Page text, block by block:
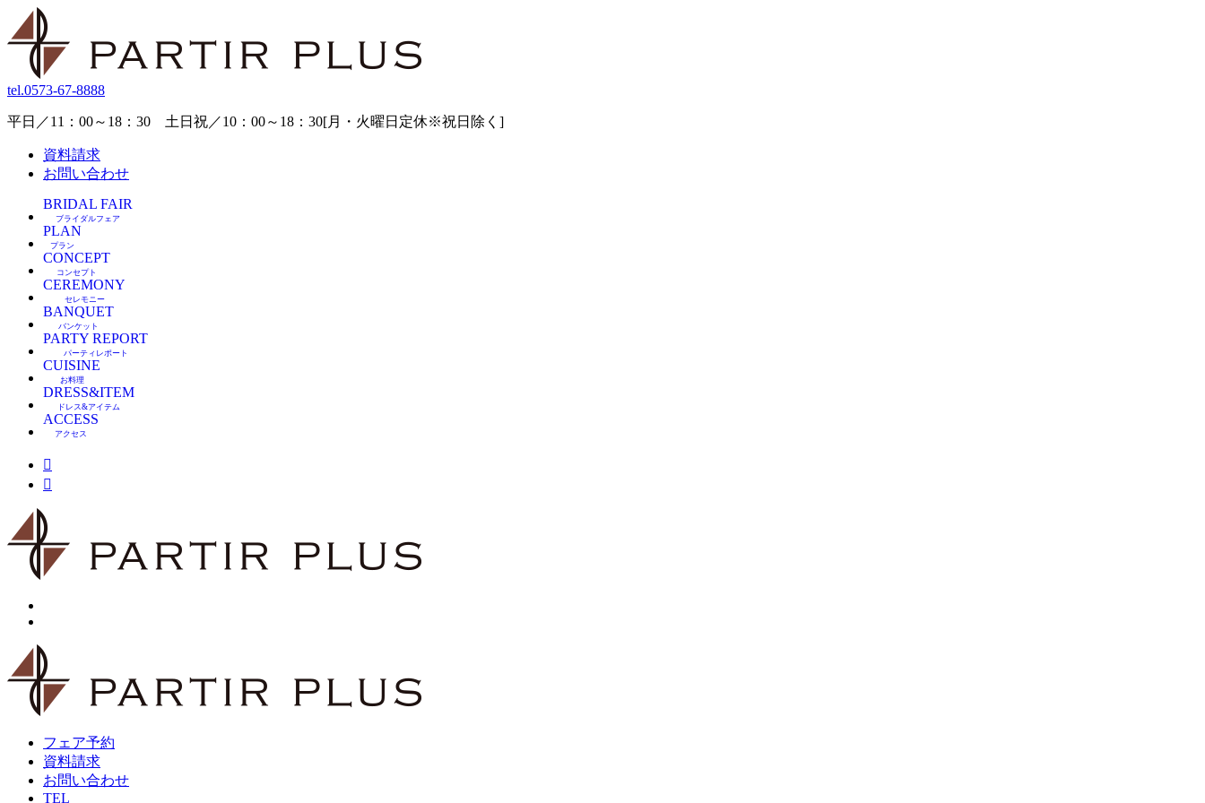
tel.0573-67-8888
平日／11：00～18：30 土日祝／10：00～18：30[月・火曜日定休※祝日除く]
資料請求
お問い合わせ
BRIDAL FAIR
ブライダルフェア
PLAN
プラン
CONCEPT
コンセプト
CEREMONY
セレモニー
BANQUET
バンケット
PARTY REPORT
パーティレポート
CUISINE
お料理
DRESS&ITEM
ドレス&アイテム
ACCESS
アクセス
フェア予約
資料請求
お問い合わせ
TEL